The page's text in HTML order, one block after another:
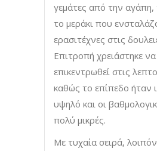
γεμάτες από την αγάπη,
το μεράκι που
ερασιτέχνες στις
Επιτροπή χρειάστηκε να
επικεντρωθεί στις
καθώς το επίπεδο ήταν
υψηλό και οι
πολύ μικρές.
Με τυχαία σειρά,